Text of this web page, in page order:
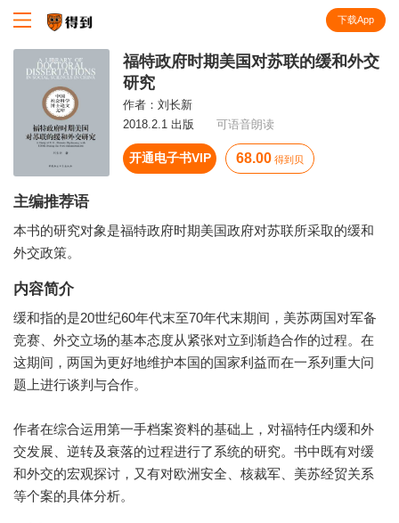
下载App
福特政府时期美国对苏联的缓和外交
研究
作者： 刘长新
2018.2.1 出版
可语音朗读
开通电子书VIP 68.00 得到贝
主编推荐语
本书的研究对象是福特政府时期美国政府对苏联所采取的缓和
外交政策。
内容简介
缓和指的是20世纪60年代末至70年代末期间，美苏两国对军备
竞赛、外交立场的基本态度从紧张对立到渐趋合作的过程。在
这期间，两国为更好地维护本国的国家利益而在一系列重大问
题上进行谈判与合作。
作者在综合运用第一手档案资料的基础上，对福特任内缓和外
交发展、逆转及衰落的过程进行了系统的研究。书中既有对缓
和外交的宏观探讨，又有对欧洲安全、核裁军、美苏经贸关系
等个案的具体分析。